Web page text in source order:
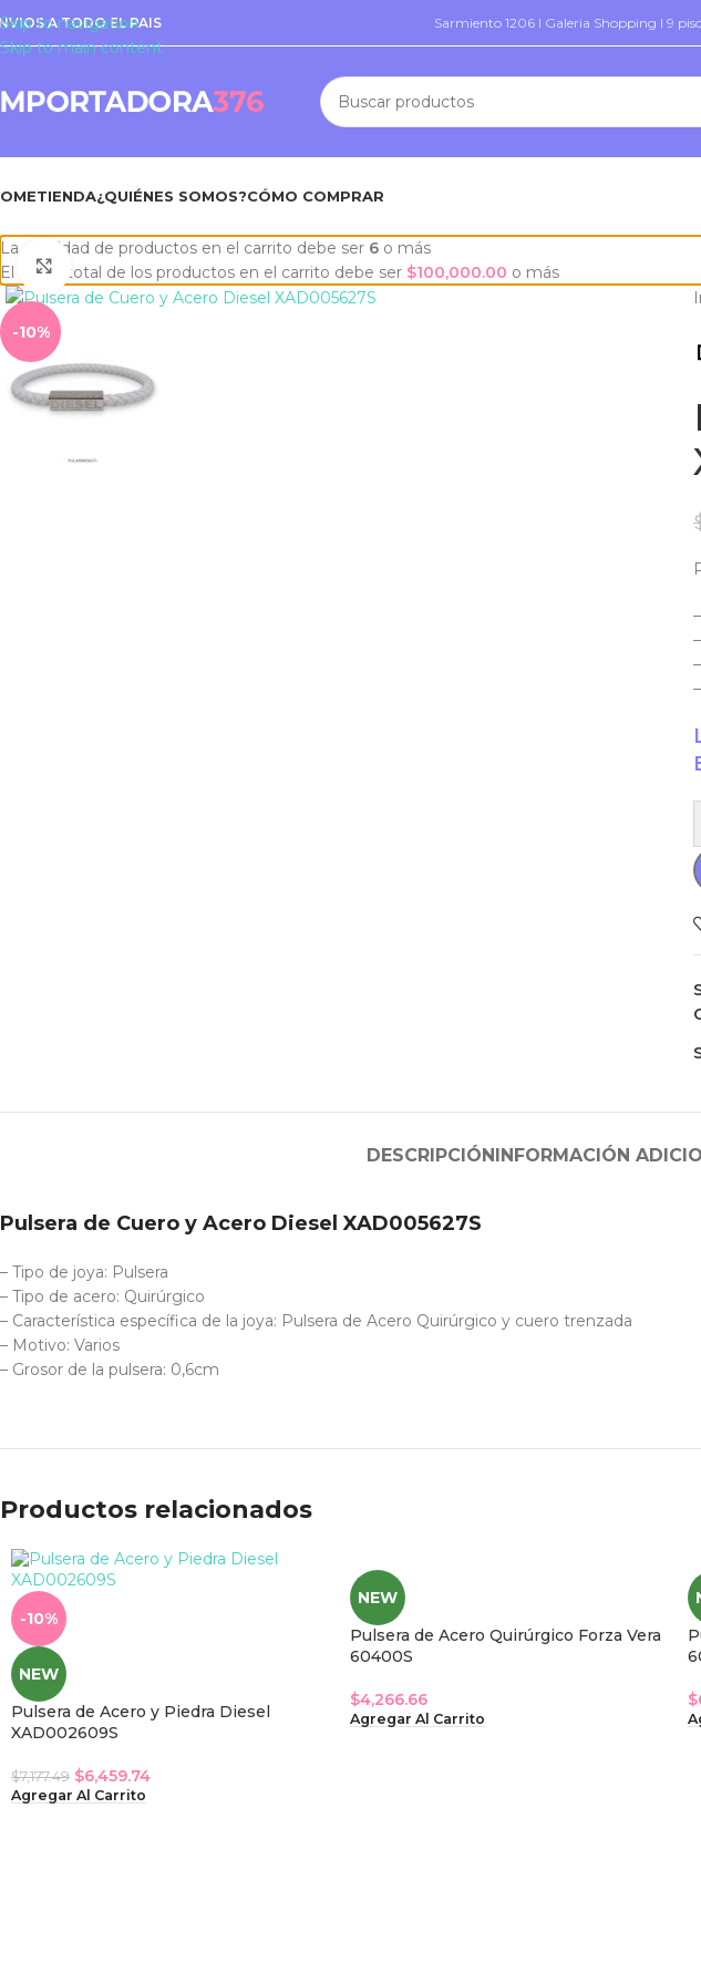
Skip to navigation
Skip to main content
A TODO EL PAIS Sarmiento 1206 I Galeria Shopping I 9
TIENDA¿QUIÉNES SOMOS?CÓMO COMPRAR
La cantidad de productos en el carrito debe ser 6 o más
El costo total de los productos en el carrito debe ser $100,000.00 o más
-10%
Click to enlarge
DESCRIPCIÓNINFORMACIÓN
Pulsera de Cuero y Acero Diesel XAD005627S
– Tipo de joya: Pulsera
– Tipo de acero: Quirúrgico
– Característica específica de la joya: Pulsera de Acero Quirúrgico y cuero trenzada
– Motivo: Varios
– Grosor de la pulsera: 0,6cm
Productos relacionados
-10%
NEW
Pulsera de Acero y Piedra Diesel
XAD002609S
$7,177.49 $6,459.74
Agregar Al Carrito
NEW
Pulsera de Acero Quirúrgico Forza Vera
60400S
$4,266.66
Agregar Al Carrito
$